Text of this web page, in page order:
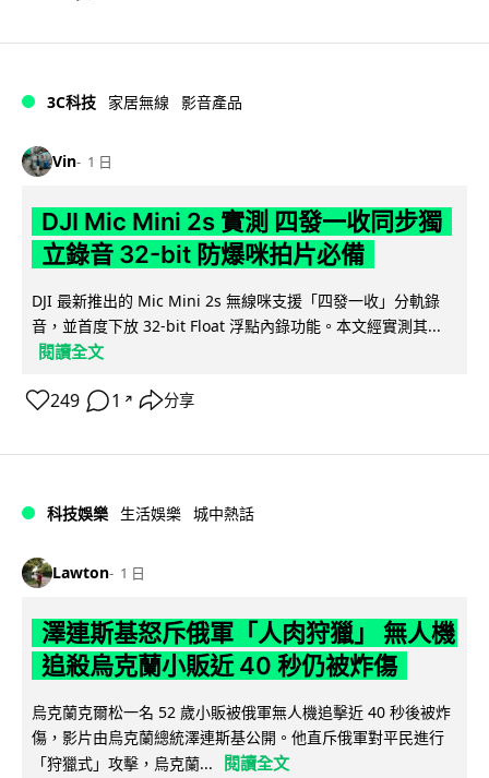
3C科技 家居無線 影音產品
Vin 1 日
DJI Mic Mini 2s 實測 四發一收同步獨
立錄音 32-bit 防爆咪拍片必備
DJI 最新推出的 Mic Mini 2s 無線咪支援「四發一收」分軌錄
音，並首度下放 32-bit Float 浮點內錄功能。本文經實測其...
閱讀全文
249 1 ↗ 分享
科技娛樂 生活娛樂 城中熱話
Lawton 1 日
澤連斯基怒斥俄軍「人肉狩獵」 無人機
追殺烏克蘭小販近 40 秒仍被炸傷
烏克蘭克爾松一名 52 歲小販被俄軍無人機追擊近 40 秒後被炸
傷，影片由烏克蘭總統澤連斯基公開。他直斥俄軍對平民進行
「狩獵式」攻擊，烏克蘭...
閱讀全文